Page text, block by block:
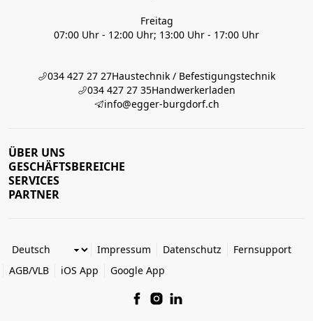
Freitag
07:00 Uhr - 12:00 Uhr; 13:00 Uhr - 17:00 Uhr
034 427 27 27Haustechnik / Befestigungstechnik
034 427 27 35Handwerkerladen
info@egger-burgdorf.ch
ÜBER UNS
GESCHÄFTSBEREICHE
SERVICES
PARTNER
Impressum Datenschutz
Fernsupport
AGB/VLB
iOS App Google App